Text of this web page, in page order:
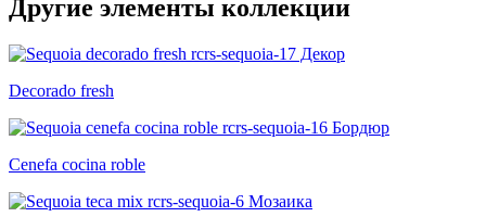
Другие элементы коллекции
Decorado fresh
Cenefa cocina roble